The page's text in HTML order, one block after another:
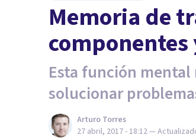
Memoria de
Esta función
solucionar
Arturo Torres
27 abril, 2017 - 18:12—